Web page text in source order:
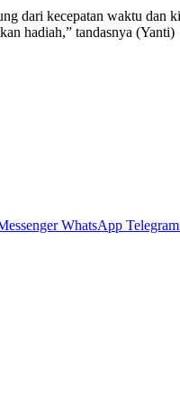
dari kecepatan waktu
hadiah,” tandasnya (Yanti)
WhatsApp Telegram